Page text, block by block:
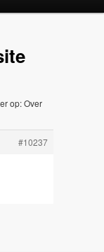
op: Over
#10237